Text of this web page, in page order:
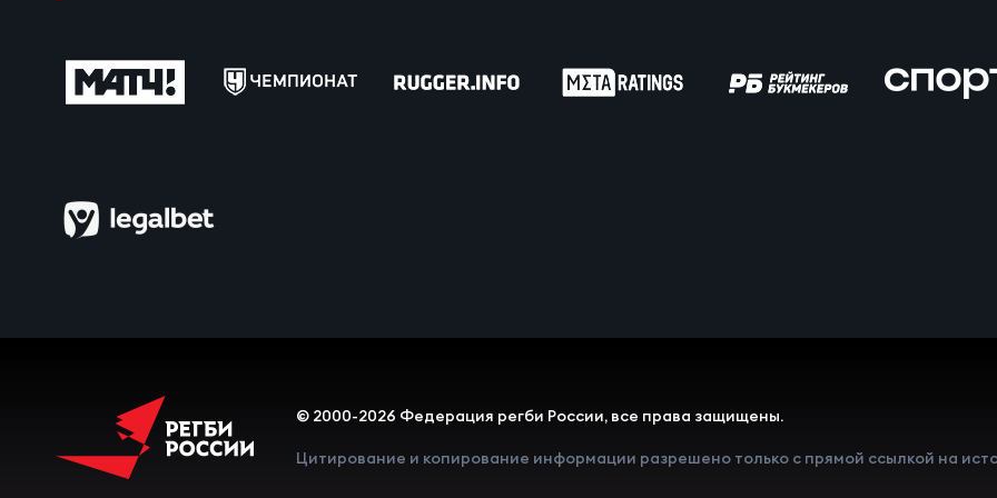
Проект сводного календаря ФРР 2026
Антикоррупционная политика
© 2000-2026 Федерация регби России, все права защищены.
Цитирование и копирование информации разрешено только с прямой ссылкой на